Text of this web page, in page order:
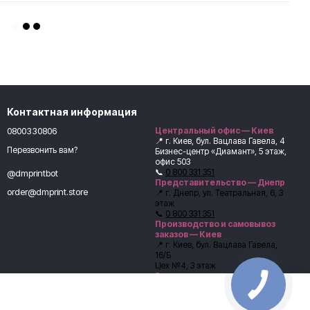
Контактная информация
0800330806
Перезвонить вам?
@dmprintbot
order@dmprint.store
Центральный офис — Киев
📍 г. Киев, бул. Вацлава Гавела, 4
Бизнес-центр «Диамант», 5 этаж,
офис 503
📞 0 800 331 351
Представительство — Днепр
📍 г. Днепр, ул. Театральная, 6, 3
этаж
📞 0 800 331 351
Производство и самовывоз
заказов — Киев
📍 г. Киев, бул. Вацлава Гавела,
16/Б
Цех №4, 3 этаж
Выдача заказов:
Ангелина, кладовщик
+38 (067) 246-54-62
Перед самовывозом обязательно